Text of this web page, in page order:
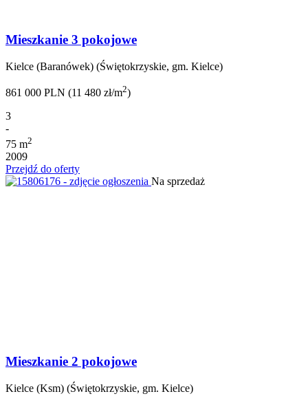
Mieszkanie 3 pokojowe
Kielce (Baranówek) (Świętokrzyskie, gm. Kielce)
861 000 PLN (11 480 zł/m2)
3
-
75 m2
2009
Przejdź do oferty
Na sprzedaż
Mieszkanie 2 pokojowe
Kielce (Ksm) (Świętokrzyskie, gm. Kielce)